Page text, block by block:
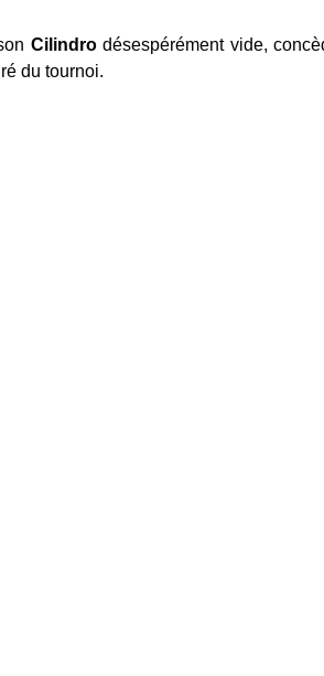
Cilindrodésespérément vide,
du tournoi.